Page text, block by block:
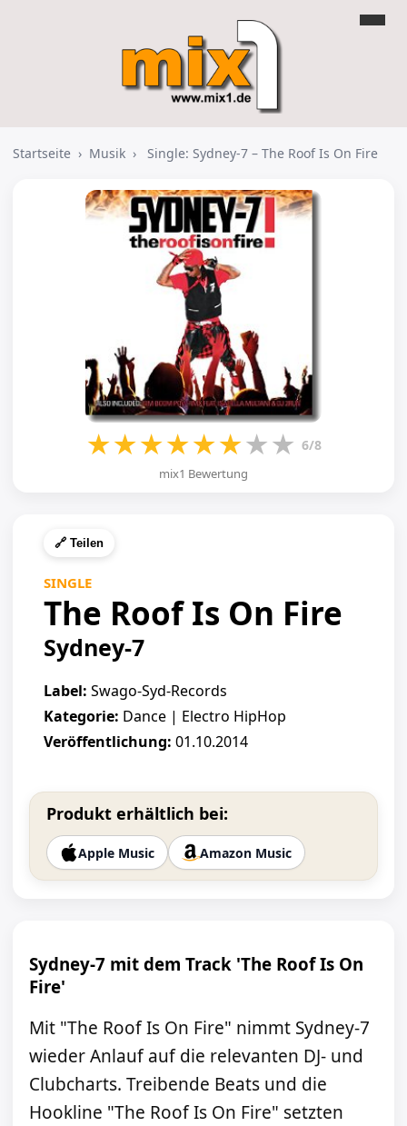
Startseite › Musik › Single: Sydney-7 – The Roof Is On Fire
★★★★★★★★ 6/8
mix1 Bewertung
🔗 Teilen
SINGLE
The Roof Is On Fire
Sydney-7
Label: Swago-Syd-Records
Kategorie: Dance | Electro HipHop
Veröffentlichung: 01.10.2014
Produkt erhältlich bei:
Apple Music Amazon Music
Sydney-7 mit dem Track 'The Roof Is On
Fire'
Mit "The Roof Is On Fire" nimmt Sydney-7
wieder Anlauf auf die relevanten DJ- und
Clubcharts. Treibende Beats und die
Hookline "The Roof Is On Fire" setzten